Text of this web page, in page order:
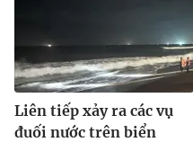
Liên tiếp xảy ra các vụ
đuối nước trên biển